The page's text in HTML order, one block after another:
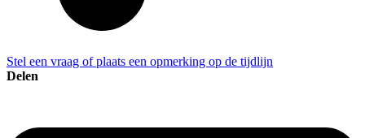
Stel een vraag of plaats een opmerking op de tijdlijn
Delen